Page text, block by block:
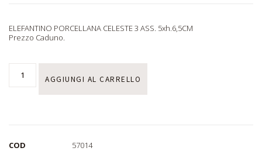
ELEFANTINO PORCELLANA CELESTE 3 ASS. 5xh.6,5CM
Prezzo Caduno.
AGGIUNGI AL CARRELLO
COD
57014